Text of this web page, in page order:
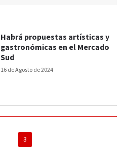
16 de Agosto de 2024
Habrá propuestas artísticas y
gastronómicas en el Mercado
Sud
3